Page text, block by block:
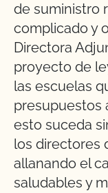
de suministro
complicado y
Directora
proyecto de
las escuelas
presupuestos
esto suceda
los directores
allanando el
saludables y